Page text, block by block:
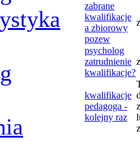
zabrane
kwalifikacje
a zbiorowy
pozew
psycholog
zatrudnienie
kwalifikacje?
kwalifikacje
pedagoga -
kolejny raz